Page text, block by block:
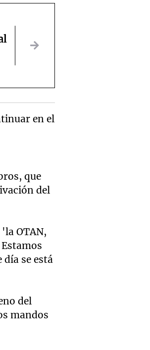
en el
que
del
OTAN,
se está
del
mandos